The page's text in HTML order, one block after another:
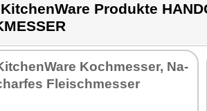
Produkte
Koch­mes­ser, Na­
Fleisch­mes­ser